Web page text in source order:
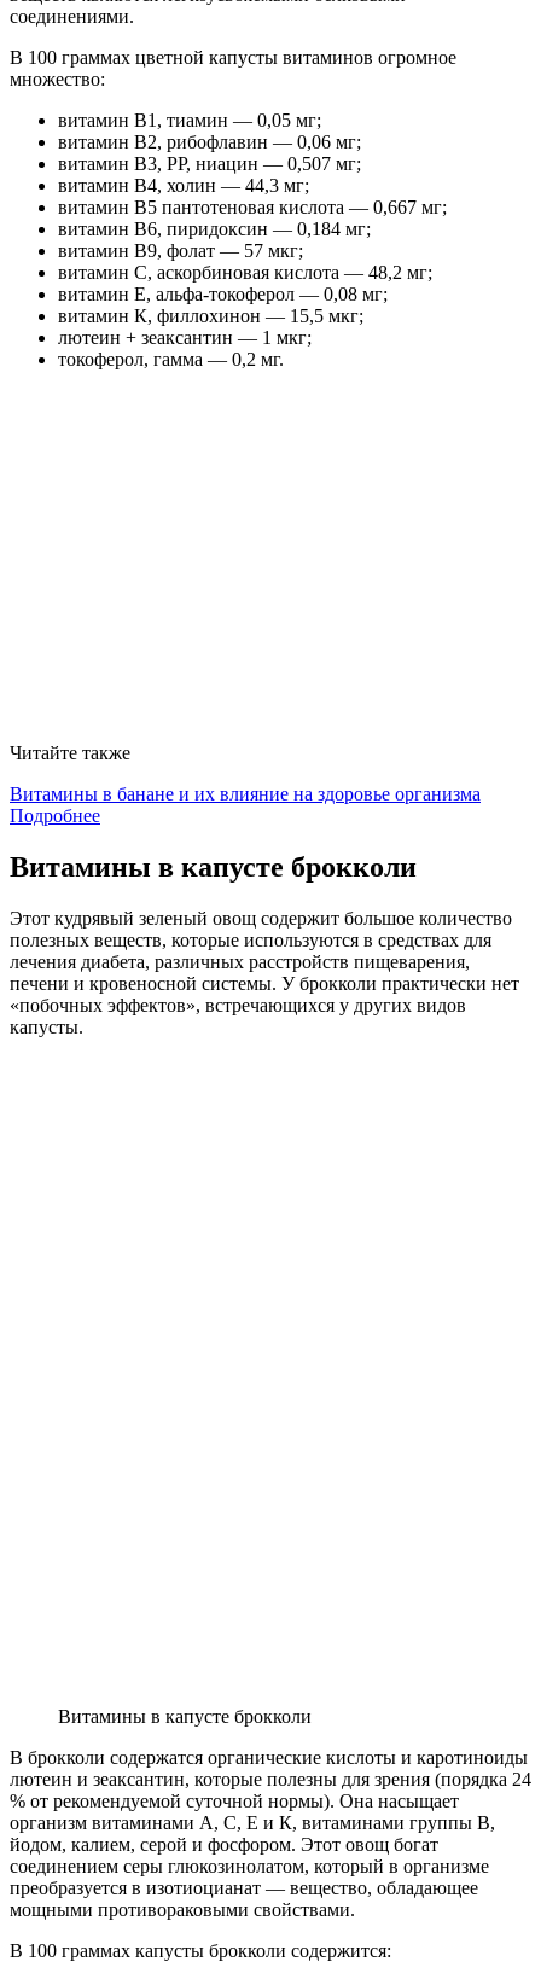
соединениями.
В 100 граммах цветной капусты витаминов огромное
множество:
витамин B1, тиамин — 0,05 мг;
витамин B2, рибофлавин — 0,06 мг;
витамин B3, PP, ниацин — 0,507 мг;
витамин B4, холин — 44,3 мг;
витамин B5 пантотеновая кислота — 0,667 мг;
витамин B6, пиридоксин — 0,184 мг;
витамин B9, фолат — 57 мкг;
витамин С, аскорбиновая кислота — 48,2 мг;
витамин Е, альфа-токоферол — 0,08 мг;
витамин К, филлохинон — 15,5 мкг;
лютеин + зеаксантин — 1 мкг;
токоферол, гамма — 0,2 мг.
Читайте также
Витамины в банане и их влияние на здоровье организма
Подробнее
Витамины в капусте брокколи
Этот кудрявый зеленый овощ содержит большое количество
полезных веществ, которые используются в средствах для
лечения диабета, различных расстройств пищеварения,
печени и кровеносной системы. У брокколи практически нет
«побочных эффектов», встречающихся у других видов
капусты.
Витамины в капусте брокколи
В брокколи содержатся органические кислоты и каротиноиды
лютеин и зеаксантин, которые полезны для зрения (порядка 24
% от рекомендуемой суточной нормы). Она насыщает
организм витаминами А, С, Е и К, витаминами группы В,
йодом, калием, серой и фосфором. Этот овощ богат
соединением серы глюкозинолатом, который в организме
преобразуется в изотиоцианат — вещество, обладающее
мощными противораковыми свойствами.
В 100 граммах капусты брокколи содержится: